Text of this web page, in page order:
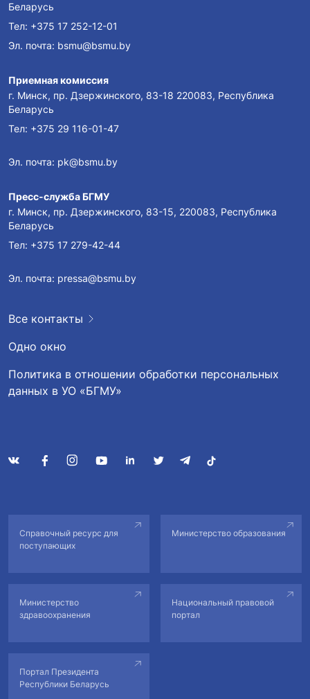
Беларусь
Тел: +375 17 252-12-01
Эл. почта: bsmu@bsmu.by
Приемная комиссия
г. Минск, пр. Дзержинского, 83-18 220083, Республика
Беларусь
Тел: +375 29 116-01-47
Эл. почта: pk@bsmu.by
Пресс-служба БГМУ
г. Минск, пр. Дзержинского, 83-15, 220083, Республика
Беларусь
Тел: +375 17 279-42-44
Эл. почта: pressa@bsmu.by
Все контакты
Одно окно
Политика в отношении обработки персональных
данных в УО «БГМУ»
Справочный ресурс для
поступающих
Министерство образования
Министерство
здравоохранения
Национальный правовой
портал
Портал Президента
Республики Беларусь